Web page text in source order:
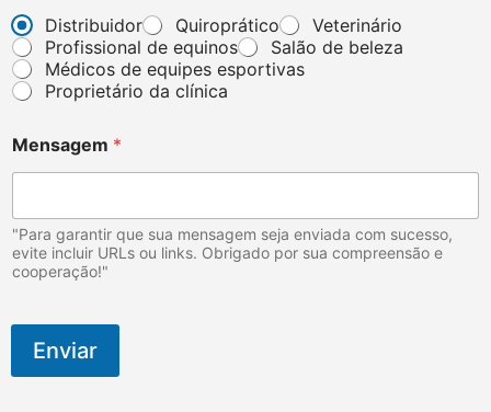
Distribuidor
Quiroprático
Veterinário
Profissional de equinos
Salão de beleza
Médicos de equipes esportivas
Proprietário da clínica
Mensagem *
"Para garantir que sua mensagem seja enviada com sucesso,
evite incluir URLs ou links. Obrigado por sua compreensão e
cooperação!"
Enviar